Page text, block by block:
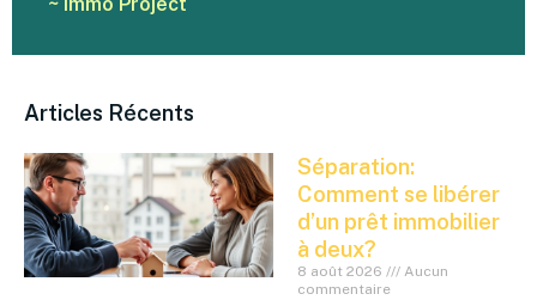
~ Immo Project
Articles Récents
Séparation:
Comment se libérer
d’un prêt immobilier
à deux?
8 août 2026
Aucun
commentaire